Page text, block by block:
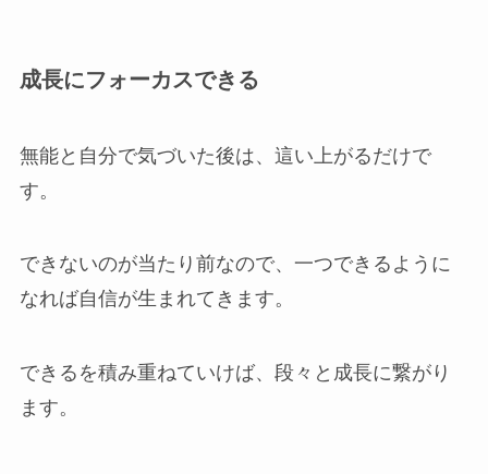
成長にフォーカスできる
無能と自分で気づいた後は、這い上がるだけで
す。
できないのが当たり前なので、一つできるように
なれば自信が生まれてきます。
できるを積み重ねていけば、段々と成長に繋がり
ます。